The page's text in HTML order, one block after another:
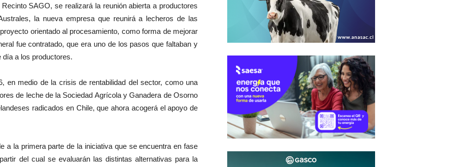
SAGO, se realizará la reunión abierta a productores
la nueva empresa que reunirá a lecheros de las
orientado al procesamiento, como forma de mejorar
fue contratado, que era uno de los pasos que faltaban y
a los productores.
en medio de la crisis de rentabilidad del sector, como una
de leche de la Sociedad Agrícola y Ganadera de Osorno
radicados en Chile, que ahora acogerá el apoyo de
a la primera parte de la iniciativa que se encuentra en fase
del cual se evaluarán las distintas alternativas para la